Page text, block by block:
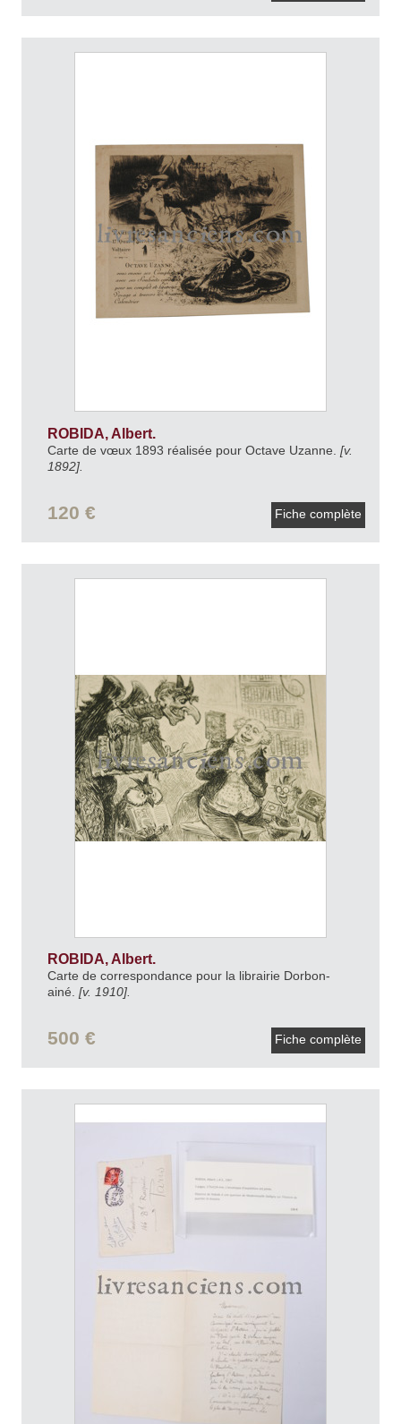
ROBIDA, Albert.
Carte de vœux 1893 réalisée pour Octave Uzanne. [v.
1892].
120 € Fiche complète
ROBIDA, Albert.
Carte de correspondance pour la librairie Dorbon-
ainé. [v. 1910].
500 € Fiche complète